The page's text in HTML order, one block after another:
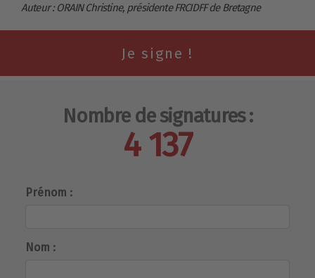
Auteur : ORAIN Christine, présidente FRCIDFF de Bretagne
Nombre de signatures :
4 137
Prénom :
Nom :